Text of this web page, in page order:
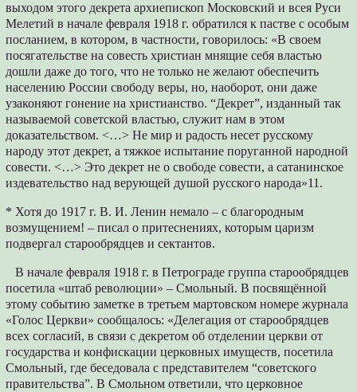
выходом этого декрета архиепископ Московский и всея Руси
Мелетий в начале февраля 1918 г. обратился к пастве с особым
посланием, в котором, в частности, говорилось: «В своем
посягательстве на совесть христиан мнящие себя властью
дошли даже до того, что не только не желают обеспечить
населению России свободу веры, но, наоборот, они даже
узаконяют гонение на христианство. “Декрет”, изданный так
называемой советской властью, служит нам в этом
доказательством. <…> Не мир и радость несет русскому
народу этот декрет, а тяжкое испытание поруганной народной
совести. <…> Это декрет не о свободе совести, а сатанинское
издевательство над верующей душой русского народа»11.
* Хотя до 1917 г. В. И. Ленин немало – с благородным
возмущением! – писал о притеснениях, которым царизм
подвергал старообрядцев и сектантов.
В начале февраля 1918 г. в Петрограде группа старообрядцев
посетила «штаб революции» – Смольный. В посвящённой
этому событию заметке в третьем мартовском номере журнала
«Голос Церкви» сообщалось: «Делегация от старообрядцев
всех согласий, в связи с декретом об отделении церкви от
государства и конфискации церковных имуществ, посетила
Смольный, где беседовала с представителем “советского
правительства”. В Смольном ответили, что церковное